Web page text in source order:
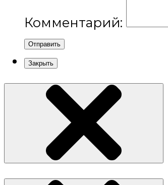
Комментарий:
Отправить
Закрыть